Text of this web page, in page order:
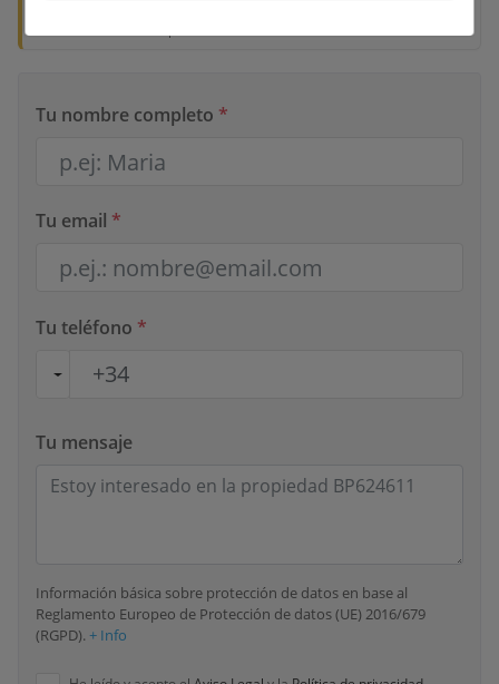
Tu nombre completo *
Tu email *
Tu teléfono *
Tu mensaje
Información básica sobre protección de datos en base al
Reglamento Europeo de Protección de datos (UE) 2016/679
(RGPD). + Info